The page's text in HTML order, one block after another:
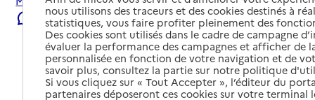
Signaler une erreur
nous utilisons des traceurs et des cookies destinés à
statistiques, vous faire profiter pleinement des
Des cookies sont utilisés dans le cadre de campagne
évaluer la performance des campagnes et afficher de
personnalisée en fonction de votre navigation et de
savoir plus, consultez la partie sur notre politique
Si vous cliquez sur « Tout Accepter », l’éditeur du
partenaires déposeront ces cookies sur votre terminal